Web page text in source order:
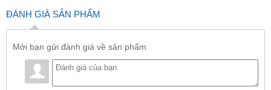
ĐÁNH GIÁ SẢN PHẨM
Mời bạn gửi đánh giá về sản phẩm